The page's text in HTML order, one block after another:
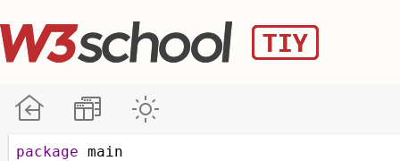
package main